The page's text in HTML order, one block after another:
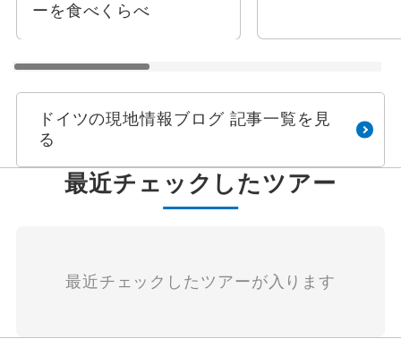
ーを食べくらべ
ドイツの現地情報ブログ 記事一覧を見
る
最近チェックしたツアー
最近チェックしたツアーが入ります